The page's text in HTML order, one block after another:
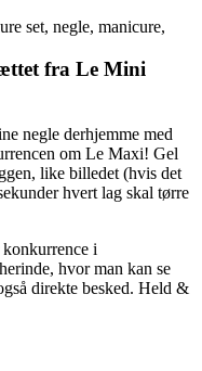
fra Le Mini
negle derhjemme med
om Le Maxi! Gel
like billedet (hvis det
hvert lag skal tørre
i
hvor man kan se
direkte besked. Held &